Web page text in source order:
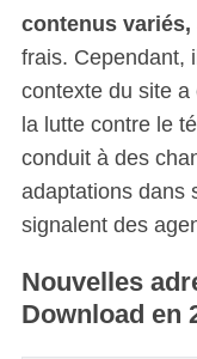
contenus
frais. Cependant,
contexte du site
la lutte contre le
conduit à des
adaptations dans
signalent des
Nouvelles
Download en